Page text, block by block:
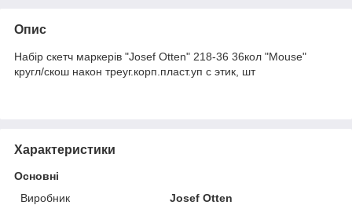
Опис
Набір скетч маркерів "Josef Otten" 218-36 36кол "Mouse"
кругл/скош након треуг.корп.пласт.уп с этик, шт
Характеристики
Основні
Виробник
Josef Otten